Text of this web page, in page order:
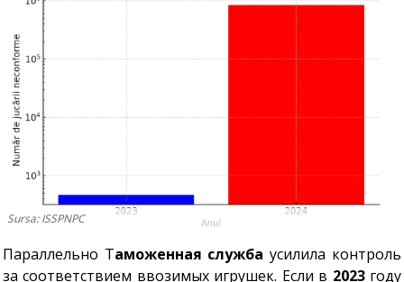
Sursa: ISSPNPC
Параллельно Таможенная служба усилила контроль
за соответствием ввозимых игрушек. Если в 2023году